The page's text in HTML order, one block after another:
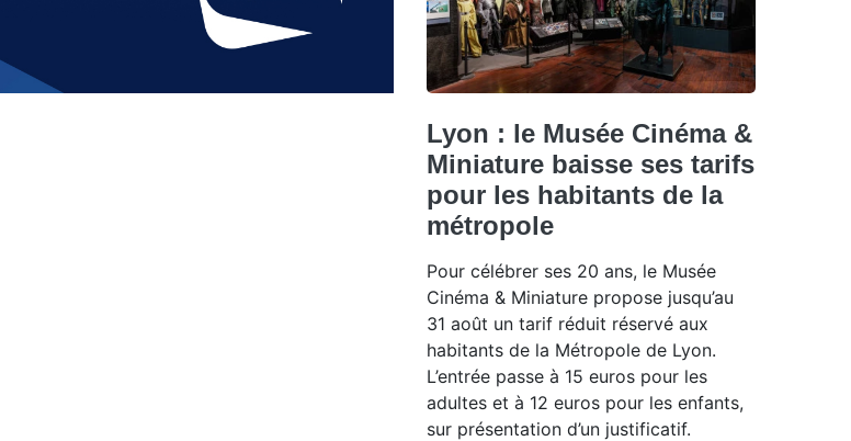
Lyon : le Musée Cinéma &
Miniature baisse ses tarifs
pour les habitants de la
métropole
Pour célébrer ses 20 ans, le Musée
Cinéma & Miniature propose jusqu’au
31 août un tarif réduit réservé aux
habitants de la Métropole de Lyon.
L’entrée passe à 15 euros pour les
adultes et à 12 euros pour les enfants,
sur présentation d’un justificatif.